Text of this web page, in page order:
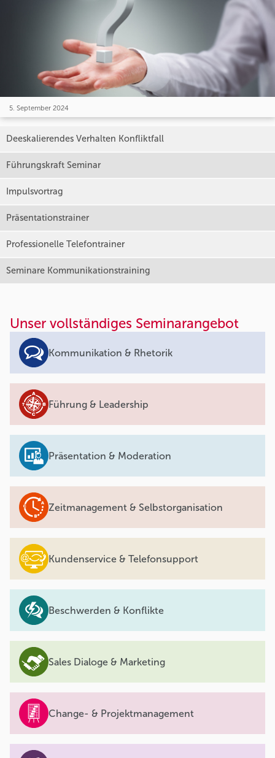
5. September 2024
Deeskalierendes Verhalten Konfliktfall
Führungskraft Seminar
Impulsvortrag
Präsentationstrainer
Professionelle Telefontrainer
Seminare Kommunikationstraining
Unser vollständiges Seminarangebot
Kommunikation & Rhetorik
Führung & Leadership
Präsentation & Moderation
Zeitmanagement & Selbstorganisation
Kundenservice & Telefonsupport
Beschwerden & Konflikte
Sales Dialoge & Marketing
Change- & Projektmanagement